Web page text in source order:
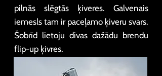
pilnās slēgtās ķiveres. Galvenais
iemesls tam ir paceļamo ķiveru svars.
Šobrīd lietoju divas dažādu brendu
flip-up ķivres.